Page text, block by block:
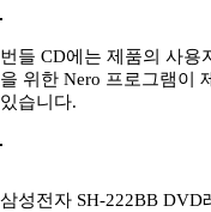
번들 CD에는 제품의 사용
을 위한 Nero 프로그램이
있습니다.
삼성전자 SH-222BB